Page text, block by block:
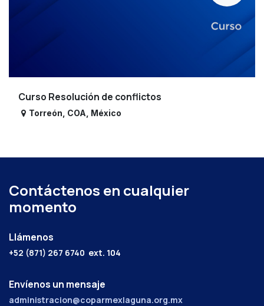
Curso Resolución de conflictos
Torreón COA México
Contáctenos en cualquier
momento
Llámenos
+52 (871) 267 6740 ext. 104
Envíenos un mensaje
administracion@coparmexlaguna.org.mx